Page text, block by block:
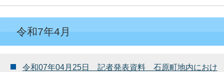
令和7年4月
令和07年04月25日 記者発表資料 石原町地内におけ